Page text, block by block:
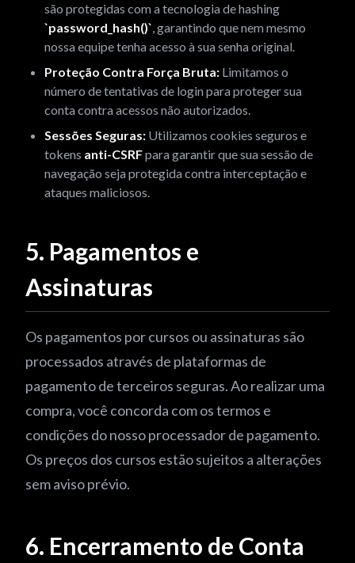
são protegidas com a tecnologia de hashing
`password_hash()`, garantindo que nem mesmo
nossa equipe tenha acesso à sua senha original.
Proteção Contra Força Bruta: Limitamos o
número de tentativas de login para proteger sua
conta contra acessos não autorizados.
Sessões Seguras: Utilizamos cookies seguros e
tokens anti-CSRFpara garantir que sua sessão de
navegação seja protegida contra interceptação e
ataques maliciosos.
5. Pagamentos e
Assinaturas
Os pagamentos por cursos ou assinaturas são
processados através de plataformas de
pagamento de terceiros seguras. Ao realizar uma
compra, você concorda com os termos e
condições do nosso processador de pagamento.
Os preços dos cursos estão sujeitos a alterações
sem aviso prévio.
6. Encerramento de Conta